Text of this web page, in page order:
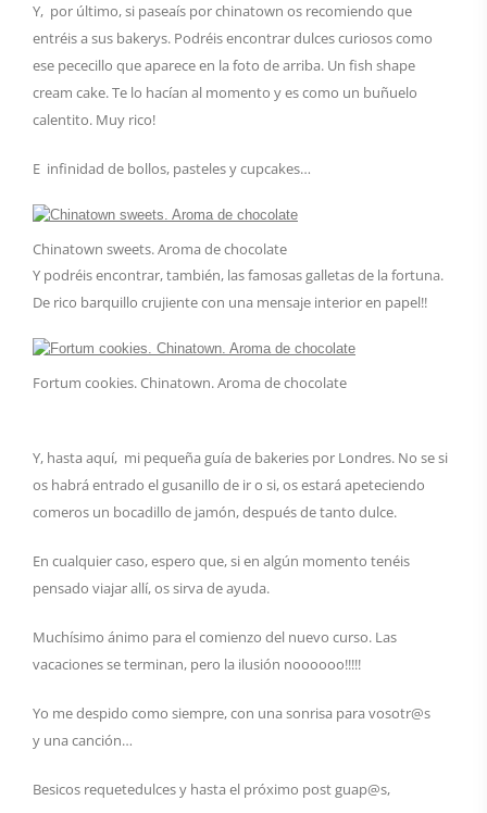
Y, por último, si paseaís por chinatown os recomiendo que
entréis a sus bakerys. Podréis encontrar dulces curiosos como
ese pececillo que aparece en la foto de arriba. Un fish shape
cream cake. Te lo hacían al momento y es como un buñuelo
calentito. Muy rico!
E infinidad de bollos, pasteles y cupcakes…
Chinatown sweets. Aroma de chocolate
Y podréis encontrar, también, las famosas galletas de la fortuna.
De rico barquillo crujiente con una mensaje interior en papel!!
Fortum cookies. Chinatown. Aroma de chocolate
Y, hasta aquí, mi pequeña guía de bakeries por Londres. No se si
os habrá entrado el gusanillo de ir o si, os estará apeteciendo
comeros un bocadillo de jamón, después de tanto dulce.
En cualquier caso, espero que, si en algún momento tenéis
pensado viajar allí, os sirva de ayuda.
Muchísimo ánimo para el comienzo del nuevo curso. Las
vacaciones se terminan, pero la ilusión noooooo!!!!!
Yo me despido como siempre, con una sonrisa para vosotr@s
y una canción…
Besicos requetedulces y hasta el próximo post guap@s,